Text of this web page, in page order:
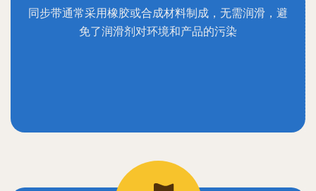
同步带通常采用橡胶或合成材料制成，无需润滑，避
免了润滑剂对环境和产品的污染